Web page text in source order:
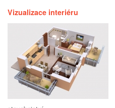
Vizualizace interiéru